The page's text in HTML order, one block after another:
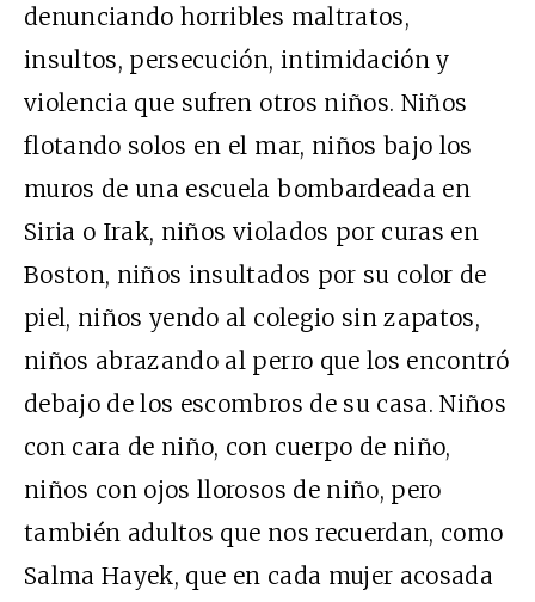
denunciando horribles maltratos,
insultos, persecución, intimidación y
violencia que sufren otros niños. Niños
flotando solos en el mar, niños bajo los
muros de una escuela bombardeada en
Siria o Irak, niños violados por curas en
Boston, niños insultados por su color de
piel, niños yendo al colegio sin zapatos,
niños abrazando al perro que los encontró
debajo de los escombros de su casa. Niños
con cara de niño, con cuerpo de niño,
niños con ojos llorosos de niño, pero
también adultos que nos recuerdan, como
Salma Hayek, que en cada mujer acosada